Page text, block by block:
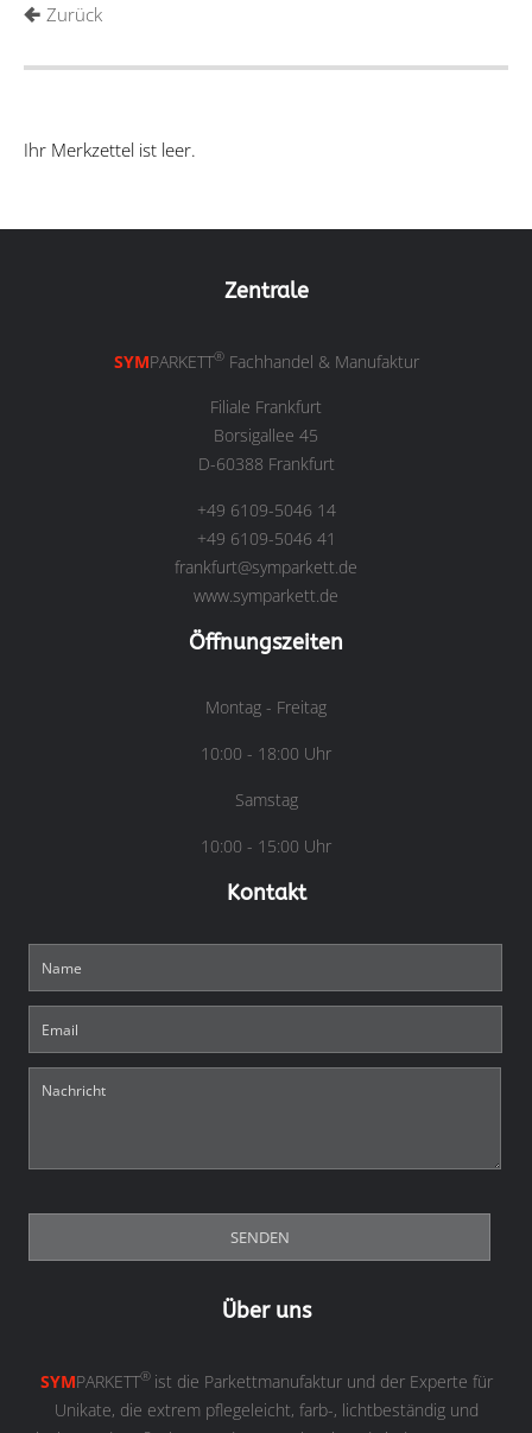
Zurück
Ihr Merkzettel ist leer.
Zentrale
SYMPARKETT®Fachhandel & Manufaktur
Filiale Frankfurt
Borsigallee 45
D-60388 Frankfurt
+49 6109-5046 14
+49 6109-5046 41
frankfurt@symparkett.de
www.symparkett.de
Öffnungszeiten
Montag - Freitag
10:00 - 18:00 Uhr
Samstag
10:00 - 15:00 Uhr
Kontakt
Über uns
SYMPARKETT® ist die Parkettmanufaktur und der Experte für
Unikate, die extrem pflegeleicht, farb-, lichtbeständig und